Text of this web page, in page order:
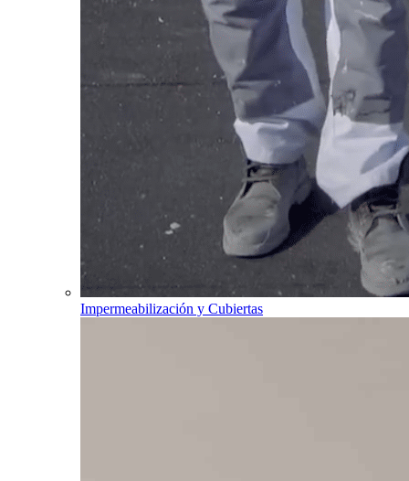
Impermeabilización y Cubiertas